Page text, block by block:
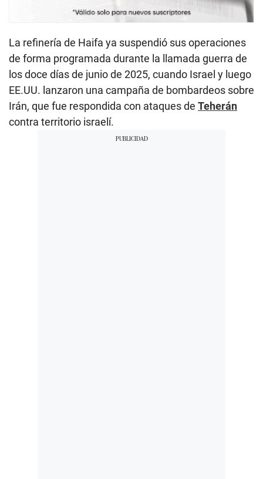
La refinería de Haifa ya suspendió sus operaciones
de forma programada durante la llamada guerra de
los doce días de junio de 2025, cuando Israel y luego
EE.UU. lanzaron una campaña de bombardeos sobre
Irán, que fue respondida con ataques de Teherán
contra territorio israelí.